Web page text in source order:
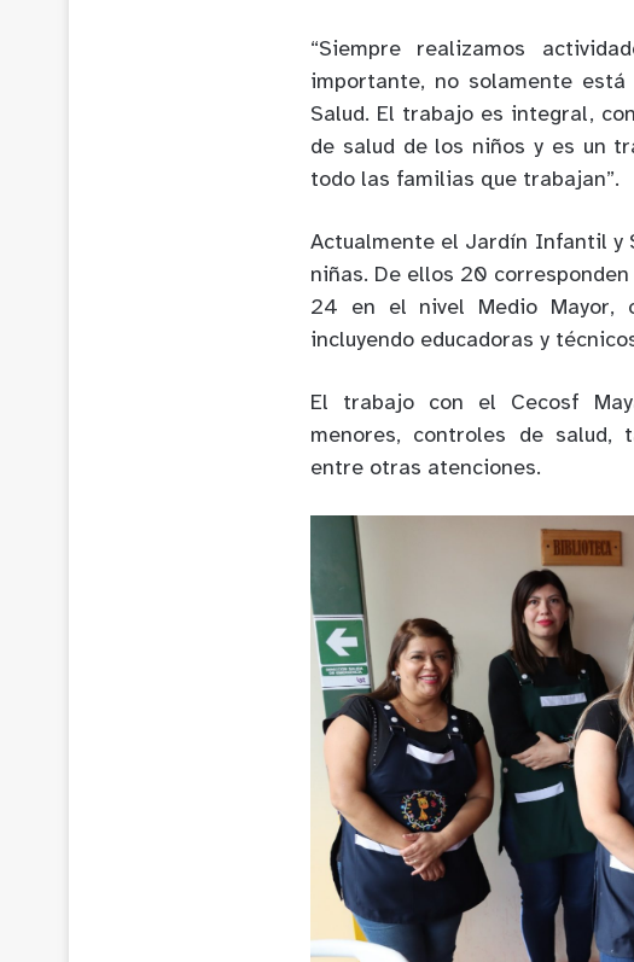
“Siempre realizamos
importante, no solamente está
Salud. El trabajo es integral,
de salud de los niños y es un
todo las familias que trabajan”.
Actualmente el Jardín Infantil y
niñas. De ellos 20
24 en el nivel Medio Mayor,
incluyendo educadoras y
El trabajo con el Cecosf
menores, controles de salud,
entre otras atenciones.